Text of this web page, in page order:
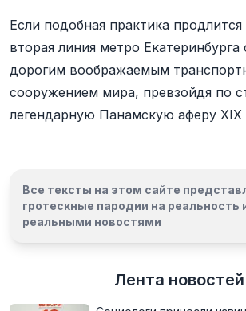
Если подобная практика
вторая линия метро
дорогим воображаемым
сооружением мира, превзойдя по
легендарную Панамскую аферу XIX
Все тексты на этом сайте
гротескные пародии на реальность
реальными новостями
Лента новостей